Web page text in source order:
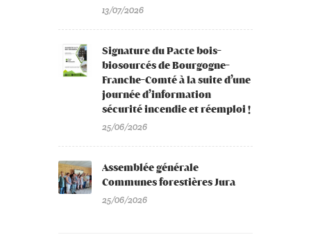
13/07/2026
Signature du Pacte bois-
biosourcés de Bourgogne-
Franche-Comté à la suite d’une
journée d’information
sécurité incendie et réemploi !
25/06/2026
Assemblée générale
Communes forestières Jura
25/06/2026